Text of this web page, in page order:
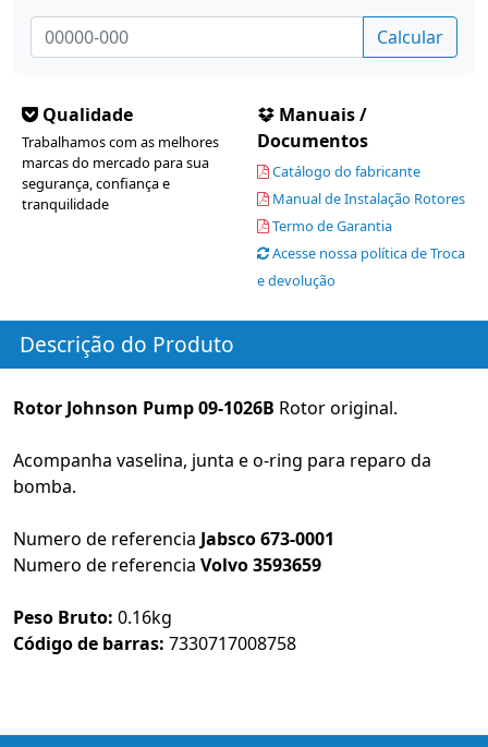
Calcular
Qualidade
Trabalhamos com as melhores
marcas do mercado para sua
segurança, confiança e
tranquilidade
Manuais /
Documentos
Catálogo do fabricante
Manual de Instalação Rotores
Termo de Garantia
Acesse nossa política de Troca
e devolução
Descrição do Produto
Rotor Johnson Pump 09-1026B Rotor original.
Acompanha vaselina, junta e o-ring para reparo da
bomba.
Numero de referencia Jabsco 673-0001
Numero de referencia Volvo 3593659
Peso Bruto: 0.16kg
Código de barras: 7330717008758